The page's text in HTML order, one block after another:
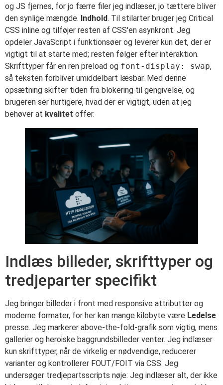
og JS fjernes, for jo færre filer jeg indlæser, jo tættere bliver
den synlige mængde. Indhold. Til stilarter bruger jeg Critical
CSS inline og tilføjer resten af CSS'en asynkront. Jeg
opdeler JavaScript i funktionsøer og leverer kun det, der er
vigtigt til at starte med; resten følger efter interaktion.
Skrifttyper får en ren preload og font-display: swap,
så teksten forbliver umiddelbart læsbar. Med denne
opsætning skifter tiden fra blokering til gengivelse, og
brugeren ser hurtigere, hvad der er vigtigt, uden at jeg
behøver at kvalitet offer.
Indlæs billeder, skrifttyper og
tredjeparter specifikt
Jeg bringer billeder i front med responsive attributter og
moderne formater, for her kan mange kilobyte være Ledelse
presse. Jeg markerer above-the-fold-grafik som vigtig, mens
gallerier og heroiske baggrundsbilleder venter. Jeg indlæser
kun skrifttyper, når de virkelig er nødvendige, reducerer
varianter og kontrollerer FOUT/FOIT via CSS. Jeg
undersøger tredjepartsscripts nøje: Jeg indlæser alt, der ikke